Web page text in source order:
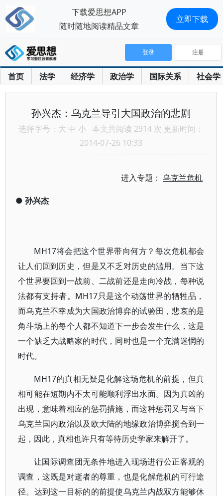
首页 法学 经济学 政治学 国际关系 社会学
登录 注册
孙兴杰：乌克兰导引大国政治的悲剧
选择字号： 大 中 小 本文共阅读 2914 次 更新时间：
2014-07-26 10:33
进入专题：乌克兰危机
● 孙兴杰
MH17将会把这个世界带向何方？每次危机都会
让人们回到历史，但是又不乏对历史的滥用。当下这
个世界要回到一战前、二战前还是走向冷战，每种说
法都有支持者。MH17只是这个动荡世界的牺牲品，
而乌克兰不幸成为大国政治博弈的试验田，悲哀的是
角斗场上的每个人都不知道下一步会发生什么，这是
一个缺乏大战略家的时代，同时也是一个充满迷惘的
时代。
MH17的真相无疑是化解这场危机的前提，但真
相可能在短期内不太可能顺利浮出水面。因为真凶的
出现，意味着相应的惩罚措施，而这种惩罚又与当下
乌克兰国内政治以及欧大陆的地缘政治博弈搅合到一
起，因此，真相也许只有等待历史学家来解开了。
让国际调查团无条件地进入现场进行公正客观的
调查，这既是对逝者的尊重，也是化解危机的可行途
径。达到这一目标的的前提使乌克兰内战双方能够休
下载爱思想APP
随时随地阅读精品文章
立即下载